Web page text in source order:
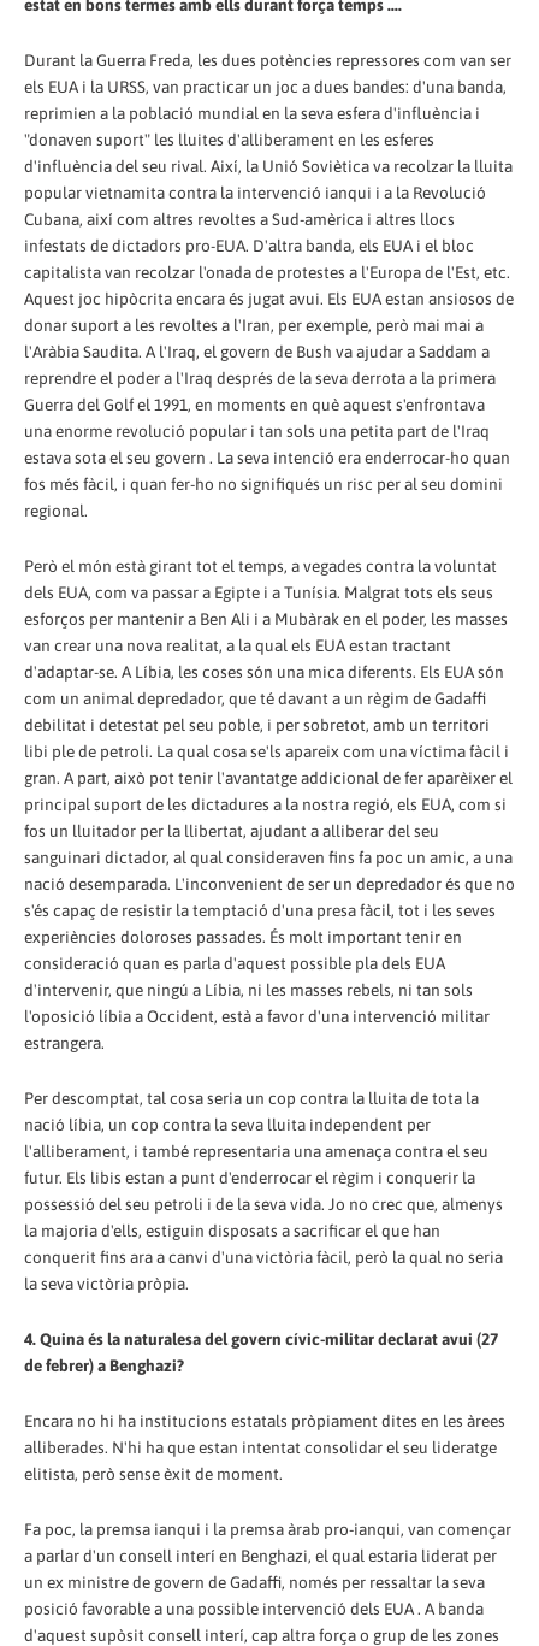
estat en bons termes amb ells durant força temps ....
Durant la Guerra Freda, les dues potències repressores com van ser
els EUA i la URSS, van practicar un joc a dues bandes: d'una banda,
reprimien a la població mundial en la seva esfera d'influència i
"donaven suport" les lluites d'alliberament en les esferes
d'influència del seu rival. Així, la Unió Soviètica va recolzar la lluita
popular vietnamita contra la intervenció ianqui i a la Revolució
Cubana, així com altres revoltes a Sud-amèrica i altres llocs
infestats de dictadors pro-EUA. D'altra banda, els EUA i el bloc
capitalista van recolzar l'onada de protestes a l'Europa de l'Est, etc.
Aquest joc hipòcrita encara és jugat avui. Els EUA estan ansiosos de
donar suport a les revoltes a l'Iran, per exemple, però mai mai a
l'Aràbia Saudita. A l'Iraq, el govern de Bush va ajudar a Saddam a
reprendre el poder a l'Iraq després de la seva derrota a la primera
Guerra del Golf el 1991, en moments en què aquest s'enfrontava
una enorme revolució popular i tan sols una petita part de l'Iraq
estava sota el seu govern . La seva intenció era enderrocar-ho quan
fos més fàcil, i quan fer-ho no signifiqués un risc per al seu domini
regional.
Però el món està girant tot el temps, a vegades contra la voluntat
dels EUA, com va passar a Egipte i a Tunísia. Malgrat tots els seus
esforços per mantenir a Ben Ali i a Mubàrak en el poder, les masses
van crear una nova realitat, a la qual els EUA estan tractant
d'adaptar-se. A Líbia, les coses són una mica diferents. Els EUA són
com un animal depredador, que té davant a un règim de Gadaffi
debilitat i detestat pel seu poble, i per sobretot, amb un territori
libi ple de petroli. La qual cosa se'ls apareix com una víctima fàcil i
gran. A part, això pot tenir l'avantatge addicional de fer aparèixer el
principal suport de les dictadures a la nostra regió, els EUA, com si
fos un lluitador per la llibertat, ajudant a alliberar del seu
sanguinari dictador, al qual consideraven fins fa poc un amic, a una
nació desemparada. L'inconvenient de ser un depredador és que no
s'és capaç de resistir la temptació d'una presa fàcil, tot i les seves
experiències doloroses passades. És molt important tenir en
consideració quan es parla d'aquest possible pla dels EUA
d'intervenir, que ningú a Líbia, ni les masses rebels, ni tan sols
l'oposició líbia a Occident, està a favor d'una intervenció militar
estrangera.
Per descomptat, tal cosa seria un cop contra la lluita de tota la
nació líbia, un cop contra la seva lluita independent per
l'alliberament, i també representaria una amenaça contra el seu
futur. Els libis estan a punt d'enderrocar el règim i conquerir la
possessió del seu petroli i de la seva vida. Jo no crec que, almenys
la majoria d'ells, estiguin disposats a sacrificar el que han
conquerit fins ara a canvi d'una victòria fàcil, però la qual no seria
la seva victòria pròpia.
4. Quina és la naturalesa del govern cívic-militar declarat avui (27
de febrer) a Benghazi?
Encara no hi ha institucions estatals pròpiament dites en les àrees
alliberades. N'hi ha que estan intentat consolidar el seu lideratge
elitista, però sense èxit de moment.
Fa poc, la premsa ianqui i la premsa àrab pro-ianqui, van començar
a parlar d'un consell interí en Benghazi, el qual estaria liderat per
un ex ministre de govern de Gadaffi, només per ressaltar la seva
posició favorable a una possible intervenció dels EUA . A banda
d'aquest supòsit consell interí, cap altra força o grup de les zones